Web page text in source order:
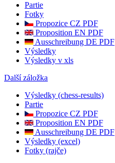
Partie
Fotky
Propozice CZ PDF
Proposition EN PDF
Ausschreibung DE PDF
Výsledky
Výsledky v xls
Další záložka
Výsledky (chess-results)
Partie
Propozice CZ PDF
Proposition EN PDF
Ausschreibung DE PDF
Výsledky (excel)
Fotky (rajče)